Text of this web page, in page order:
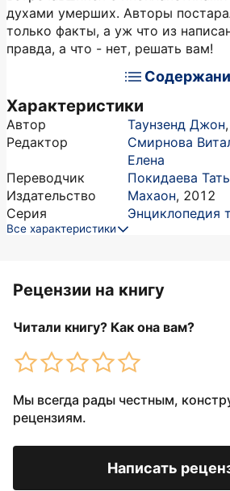
духами умерших. Авторы
только факты, а уж что из
правда, а что - нет, решать вам!
Характеристики
Автор Таунзенд Джон,
Редактор
Смирнова
Елена
Переводчик
Покидаева
Издательство
Махаон, 2012
Серия
Энциклопедия
Все характеристики
Рецензии на книгу
Читали книгу? Как она вам?
Мы всегда рады честным,
рецензиям.
Написать